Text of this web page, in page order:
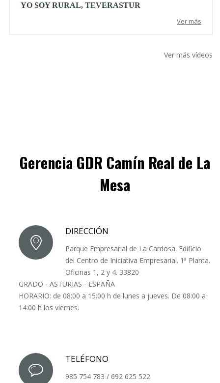
YO SOY RURAL, TEVERASTUR
Ver más
Ver más vídeos
Gerencia GDR Camín Real de La
Mesa
DIRECCIÓN
Parque Empresarial de La Cardosa. Edificio
del Centro de Iniciativa Empresarial. 1ª Planta.
Oficinas 1, 2 y 4. 33820
GRADO - ASTURIAS - ESPAÑA
HORARIO: de 08:00 a 15:00 h de lunes a jueves. De 08:00 a
14:00 h los viernes.
TELÉFONO
985 754 783 / 692 625 522